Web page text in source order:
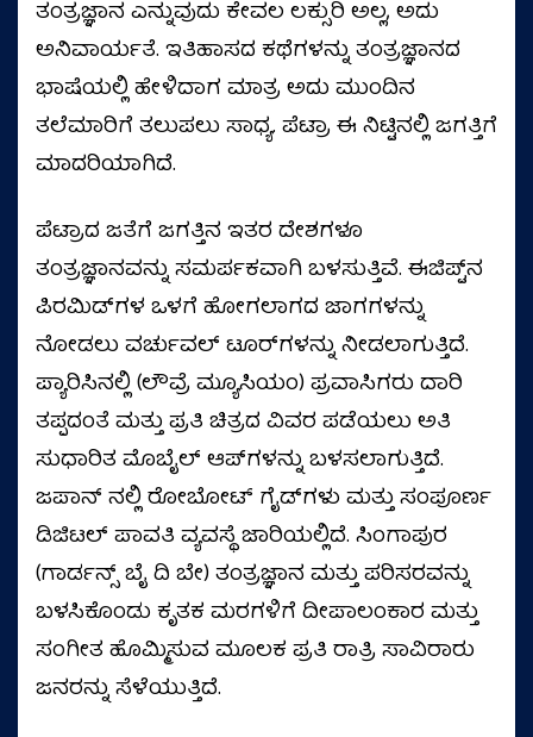
ತಂತ್ರಜ್ಞಾನ ಎನ್ನುವುದು ಕೇವಲ ಲಕ್ಸುರಿ ಅಲ್ಲ, ಅದು
ಅನಿವಾರ್ಯತೆ. ಇತಿಹಾಸದ ಕಥೆಗಳನ್ನು ತಂತ್ರಜ್ಞಾನದ
ಭಾಷೆಯಲ್ಲಿ ಹೇಳಿದಾಗ ಮಾತ್ರ ಅದು ಮುಂದಿನ
ತಲೆಮಾರಿಗೆ ತಲುಪಲು ಸಾಧ್ಯ. ಪೆಟ್ರಾ ಈ ನಿಟ್ಟಿನಲ್ಲಿ ಜಗತ್ತಿಗೆ
ಮಾದರಿಯಾಗಿದೆ.
ಪೆಟ್ರಾದ ಜತೆಗೆ ಜಗತ್ತಿನ ಇತರ ದೇಶಗಳೂ
ತಂತ್ರಜ್ಞಾನವನ್ನು ಸಮರ್ಪಕವಾಗಿ ಬಳಸುತ್ತಿವೆ. ಈಜಿಪ್ಟ್‌ನ
ಪಿರಮಿಡ್‌ಗಳ ಒಳಗೆ ಹೋಗಲಾಗದ ಜಾಗಗಳನ್ನು
ನೋಡಲು ವರ್ಚುವಲ್ ಟೂರ್‌ಗಳನ್ನು ನೀಡಲಾಗುತ್ತಿದೆ.
ಪ್ಯಾರಿಸಿನಲ್ಲಿ (ಲೌವ್ರೆ ಮ್ಯೂಸಿಯಂ) ಪ್ರವಾಸಿಗರು ದಾರಿ
ತಪ್ಪದಂತೆ ಮತ್ತು ಪ್ರತಿ ಚಿತ್ರದ ವಿವರ ಪಡೆಯಲು ಅತಿ
ಸುಧಾರಿತ ಮೊಬೈಲ್ ಆಪ್‌ಗಳನ್ನು ಬಳಸಲಾಗುತ್ತಿದೆ.
ಜಪಾನ್ ನಲ್ಲಿ ರೋಬೋಟ್ ಗೈಡ್‌ಗಳು ಮತ್ತು ಸಂಪೂರ್ಣ
ಡಿಜಿಟಲ್ ಪಾವತಿ ವ್ಯವಸ್ಥೆ ಜಾರಿಯಲ್ಲಿದೆ. ಸಿಂಗಾಪುರ
(ಗಾರ್ಡನ್ಸ್ ಬೈ ದಿ ಬೇ) ತಂತ್ರಜ್ಞಾನ ಮತ್ತು ಪರಿಸರವನ್ನು
ಬಳಸಿಕೊಂಡು ಕೃತಕ ಮರಗಳಿಗೆ ದೀಪಾಲಂಕಾರ ಮತ್ತು
ಸಂಗೀತ ಹೊಮ್ಮಿಸುವ ಮೂಲಕ ಪ್ರತಿ ರಾತ್ರಿ ಸಾವಿರಾರು
ಜನರನ್ನು ಸೆಳೆಯುತ್ತಿದೆ.